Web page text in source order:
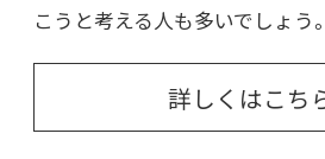
こうと考える人も多いでしょう
詳しくはこち